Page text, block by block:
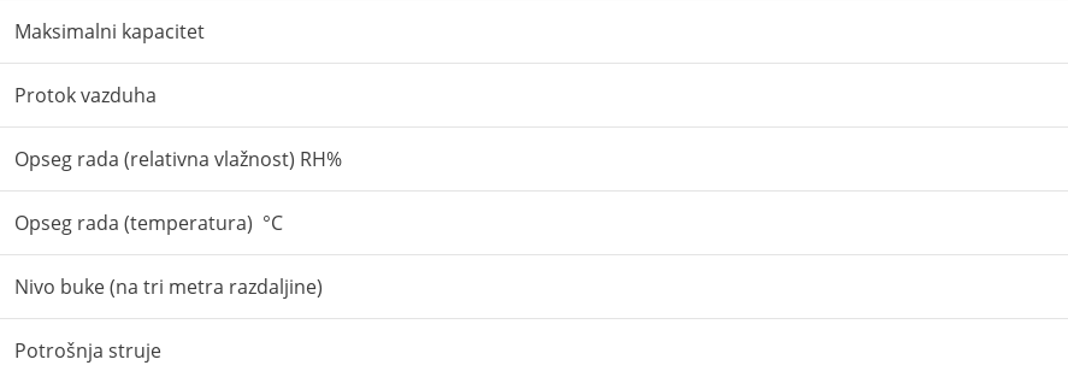
Maksimalni kapacitet
Protok vazduha
Opseg rada (relativna vlažnost) RH%
Opseg rada (temperatura) °C
Nivo buke (na tri metra razdaljine)
Potrošnja struje